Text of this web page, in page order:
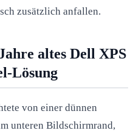
zusätzlich anfallen.
altes Dell XPS
Lösung
von einer dünnen
unteren Bildschirmrand,